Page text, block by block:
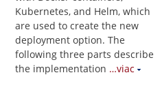
Kubernetes, and Helm, which
are used to create the new
deployment option. The
following three parts describe
the implementation …viac